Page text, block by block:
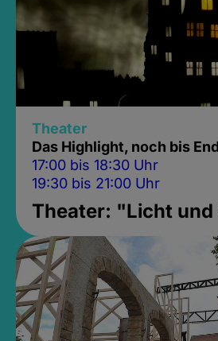
Theater
Das Highlight, noch bis
17:00 bis 18:30 Uhr
19:30 bis 21:00 Uhr
Theater: "Licht